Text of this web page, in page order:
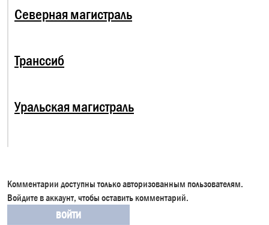
Северная магистраль
Транссиб
Уральская магистраль
Комментарии доступны только авторизованным пользователям.
Войдите в аккаунт, чтобы оставить комментарий.
ВОЙТИ